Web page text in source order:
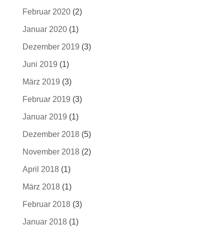
Februar 2020(2)
Januar 2020(1)
Dezember 2019 (3)
Juni 2019 (1)
März 2019 (3)
Februar 2019 (3)
Januar 2019 (1)
Dezember 2018(5)
November 2018(2)
April 2018(1)
März 2018(1)
Februar 2018(3)
Januar 2018(1)